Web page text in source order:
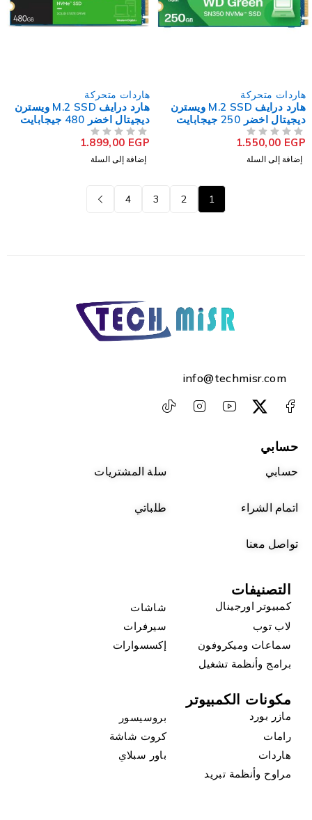
هاردات متحركة
هارد درايف M.2 SSD ويسترن
ديجيتال اخضر 250 جيجابايت
NVMe PCIe M.2
1.550,00EGP
إضافة إلى السلة
هاردات متحركة
هارد درايف M.2 SSD ويسترن
ديجيتال اخضر 480 جيجابايت
NVMe PCIe M.2
1.899,00EGP
إضافة إلى السلة
info@techmisr.com
حسابي
حسابي سلة المشتريات
اتمام الشراء طلباتي
تواصل معنا
التصنيفات
كمبيوتر اورجينال
شاشات
لاب توب
سيرفرات
سماعات وميكروفون
إكسسوارات
برامج وأنظمة تشغيل
مكونات الكمبيوتر
مازر بورد
بروسيسور
رامات
كروت شاشة
هاردات
باور سبلاي
مراوح وأنظمة تبريد